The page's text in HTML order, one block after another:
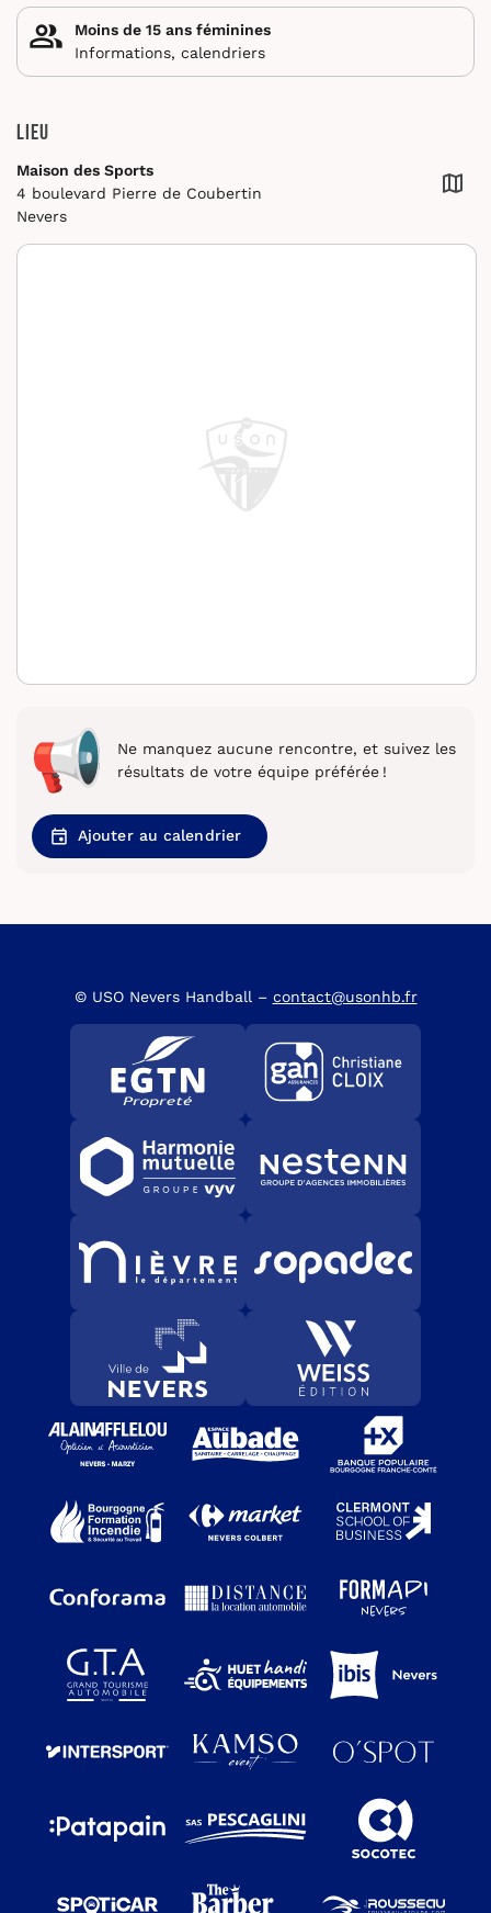
Moins de 15 ans féminines
Informations, calendriers
Lieu
Maison des Sports
4 boulevard Pierre de Coubertin
Nevers
Ne manquez aucune rencontre, et suivez les
résultats de votre équipe préférée !
Ajouter au calendrier
© USO Nevers Handball – contact@usonhb.fr